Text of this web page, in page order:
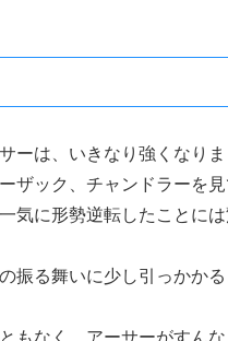
ーは、いきなり強くなりま
ザック、チャンドラーを見
気に形勢逆転したことには
振る舞いに少し引っかか
もなく、アーサーがすんな